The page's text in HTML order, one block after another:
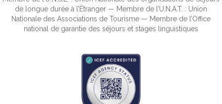
de longue durée à l’Étranger — Membre de l’U.N.A.T. : Union
Nationale des Associations de Tourisme — Membre de l’Office
national de garantie des séjours et stages linguistiques